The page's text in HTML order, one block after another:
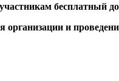
бесплатный
организации и